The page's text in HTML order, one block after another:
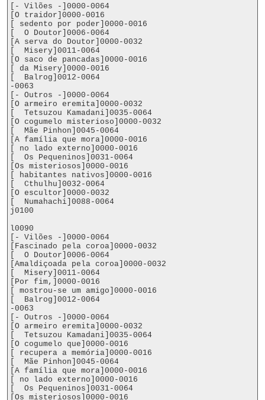
[- Vilões -]0000-0064
[O traidor]0000-0016
[ sedento por poder]0000-0016
[  O Doutor]0006-0064
[A serva do Doutor]0000-0032
[  Misery]0011-0064
[O saco de pancadas]0000-0016
[ da Misery]0000-0016
[  Balrog]0012-0064
-0063
[- Outros -]0000-0064
[O armeiro eremita]0000-0032
[  Tetsuzou Kamadani]0035-0064
[O cogumelo misterioso]0000-0032
[  Mãe Pinhon]0045-0064
[A família que mora]0000-0016
[ no lado externo]0000-0016
[  Os Pequeninos]0031-0064
[Os misteriosos]0000-0016
[ habitantes nativos]0000-0016
[  Cthulhu]0032-0064
[O escultor]0000-0032
[  Numahachi]0088-0064
j0100
l0090
[- Vilões -]0000-0064
[Fascinado pela coroa]0000-0032
[  O Doutor]0006-0064
[Amaldiçoada pela coroa]0000-0032
[  Misery]0011-0064
[Por fim,]0000-0016
[ mostrou-se um amigo]0000-0016
[  Balrog]0012-0064
-0063
[- Outros -]0000-0064
[O armeiro eremita]0000-0032
[  Tetsuzou Kamadani]0035-0064
[O cogumelo que]0000-0016
[ recupera a memória]0000-0016
[  Mãe Pinhon]0045-0064
[A família que mora]0000-0016
[ no lado externo]0000-0016
[  Os Pequeninos]0031-0064
[Os misteriosos]0000-0016